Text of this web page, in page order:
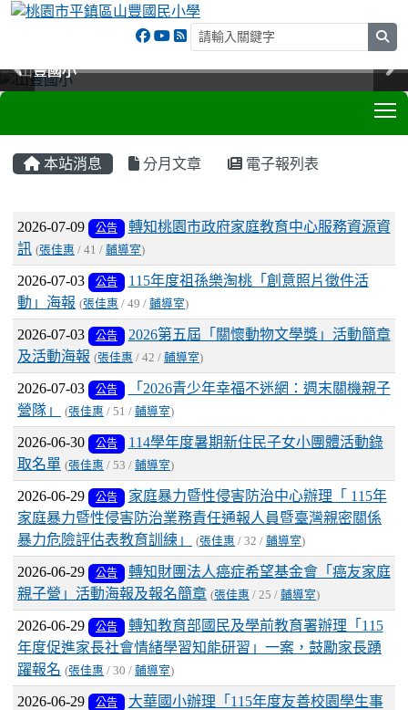
山豐國小
山豐國小
山豐國小
山豐國小
本站消息 分月文章 電子報列表
文章列表
2026-07-09 公告
轉知桃園市政府家庭教育中心服務資源資
訊 (張佳惠 / 41 / 輔導室)
2026-07-03 公告
115年度祖孫樂淘桃「創意照片徵件活
動」海報 (張佳惠 / 49 / 輔導室)
2026-07-03 公告
2026第五屆「關懷動物文學獎」活動簡章
及活動海報 (張佳惠 / 42 / 輔導室)
2026-07-03 公告
「2026青少年幸福不迷網：週末關機親子
營隊」
(張佳惠 / 51 / 輔導室)
2026-06-30 公告
114學年度暑期新住民子女小團體活動錄
取名單 (張佳惠 / 53 / 輔導室)
2026-06-29 公告
家庭暴力暨性侵害防治中心辦理「 115年
家庭暴力暨性侵害防治業務責任通報人員暨臺灣親密關係
暴力危險評估表教育訓練」
(張佳惠 / 32 / 輔導室)
2026-06-29 公告
轉知財團法人癌症希望基金會「癌友家庭
親子營」活動海報及報名簡章 (張佳惠 / 25 / 輔導室)
2026-06-29 公告
轉知教育部國民及學前教育署辦理「115
年度促進家長社會情緒學習知能研習」一案，鼓勵家長踴
躍報名 (張佳惠 / 30 / 輔導室)
2026-06-29 公告
大華國小辦理「115年度友善校園學生事